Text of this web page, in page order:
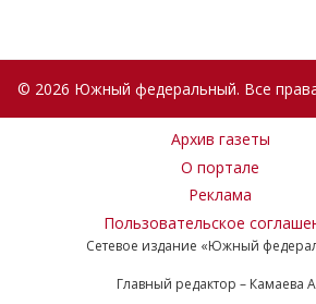
© 2026 Южный федеральный. Все
Архив газеты
О портале
Реклама
Пользовательское
Сетевое издание «Южный
Главный редактор – Камаева